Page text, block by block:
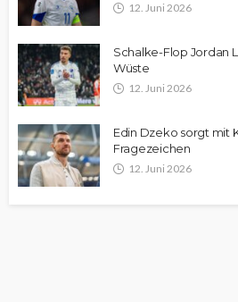
12. Juni 2026
Schalke-Flop Jordan
Wüste
12. Juni 2026
Edin Dzeko sorgt mit
Fragezeichen
12. Juni 2026